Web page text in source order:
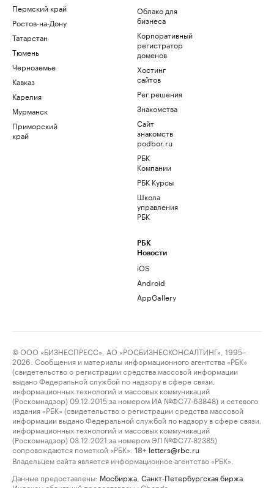
Пермский край
Ростов-на-Дону
Татарстан
Тюмень
Черноземье
Кавказ
Карелия
Мурманск
Приморский
край
Облако для
бизнеса
Корпоративный
регистратор
доменов
Хостинг
сайтов
Рег.решения
Знакомства
Сайт
знакомств
podbor.ru
РБК
Компании
РБК Курсы
Школа
управления
РБК
РБК
Новости
iOS
Android
AppGallery
© ООО «БИЗНЕСПРЕСС», АО «РОСБИЗНЕСКОНСАЛТИНГ», 1995–
2026. Сообщения и материалы информационного агентства «РБК»
(свидетельство о регистрации средства массовой информации
выдано Федеральной службой по надзору в сфере связи,
информационных технологий и массовых коммуникаций
(Роскомнадзор) 09.12.2015 за номером ИА №ФС77-63848) и сетевого
издания «РБК» (свидетельство о регистрации средства массовой
информации выдано Федеральной службой по надзору в сфере связи,
информационных технологий и массовых коммуникаций
(Роскомнадзор) 03.12.2021 за номером ЭЛ №ФС77-82385)
сопровождаются пометкой «РБК».
18+ letters@rbc.ru
Владельцем сайта является информационное агентство «РБК».
Данные предоставлены: Мосбиржа Санкт-Петербургская биржа